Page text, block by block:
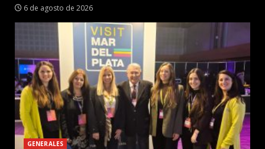
6 de agosto de 2026
GENERALES